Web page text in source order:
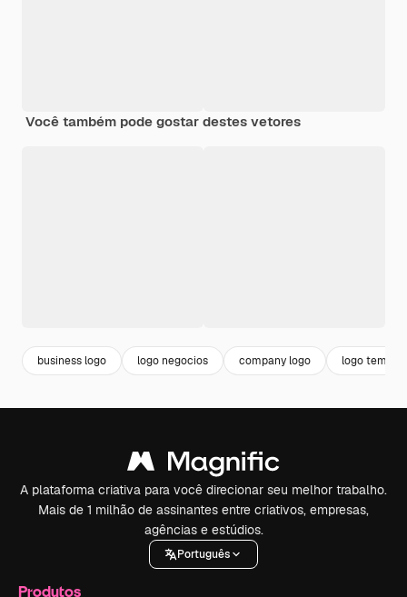
Você também pode gostar destes vetores
business logo logo negocios company logo logo
A plataforma criativa para você direcionar seu melhor trabalho.
Mais de 1 milhão de assinantes entre criativos, empresas,
agências e estúdios.
Português
Produtos